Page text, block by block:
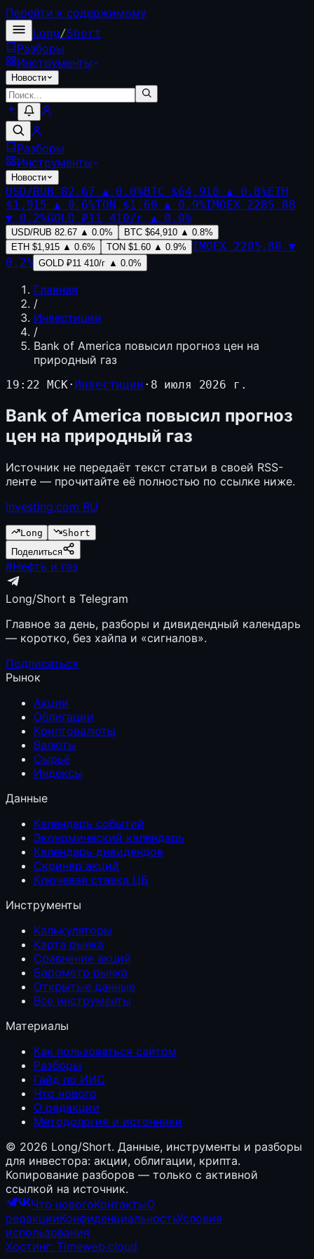
Перейти к содержимому
Long/Short
Разборы
Инструменты
Новости
Разборы
Инструменты
Новости
USD/RUB 82.67 ▲ 0.0%BTC $64,910 ▲ 0.8%ETH
$1,915 ▲ 0.6%TON $1.60 ▲ 0.9%IMOEX 2285.88
▼ 0.2%GOLD ₽11 410/г ▲ 0.0%
USD/RUB 82.67 ▲ 0.0% BTC $64,910 ▲ 0.8%
ETH $1,915 ▲ 0.6% TON $1.60 ▲ 0.9% IMOEX 2285.88 ▼
0.2% GOLD ₽11 410/г ▲ 0.0%
Главная
/
Инвестиции
/
Bank of America повысил прогноз цен на
природный газ
19:22 МСК· Инвестиции · 8 июля 2026 г.
Bank of America повысил прогноз
цен на природный газ
Источник не передаёт текст статьи в своей RSS-
ленте — прочитайте её полностью по ссылке ниже.
Investing.com RU
Long
Short
Поделиться
#Нефть и газ
Long/Short в Telegram
Главное за день, разборы и дивидендный календарь
— коротко, без хайпа и «сигналов».
Подписаться
Рынок
Акции
Облигации
Криптовалюты
Валюты
Сырьё
Индексы
Данные
Календарь событий
Экономический календарь
Календарь дивидендов
Скринер акций
Ключевая ставка ЦБ
Инструменты
Калькуляторы
Карта рынка
Сравнение акций
Барометр рынка
Открытые данные
Все инструменты
Материалы
Как пользоваться сайтом
Разборы
Гайд по ИИС
Что нового
О редакции
Методология и источники
© 2026 Long/Short. Данные, инструменты и разборы
для инвестора: акции, облигации, крипта.
Копирование разборов — только с активной
ссылкой на источник.
Что новогоКонтактыО
редакцииКонфиденциальностьУсловия
использования
Хостинг: Timeweb.cloud